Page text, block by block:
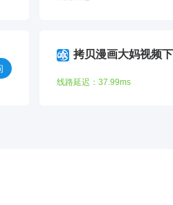
拷贝漫画大妈视频
线路延迟：37.99ms